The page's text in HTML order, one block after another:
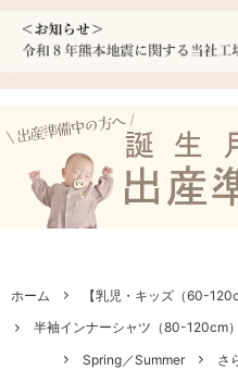
ホーム
【乳児・キッズ（60-
半袖インナーシャツ（80-120cm）
Spring／Summer
さ